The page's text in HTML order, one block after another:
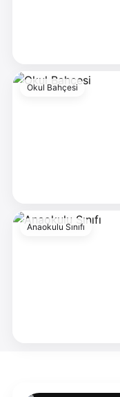
Okul Bahçesi
Anaokulu Sınıfı